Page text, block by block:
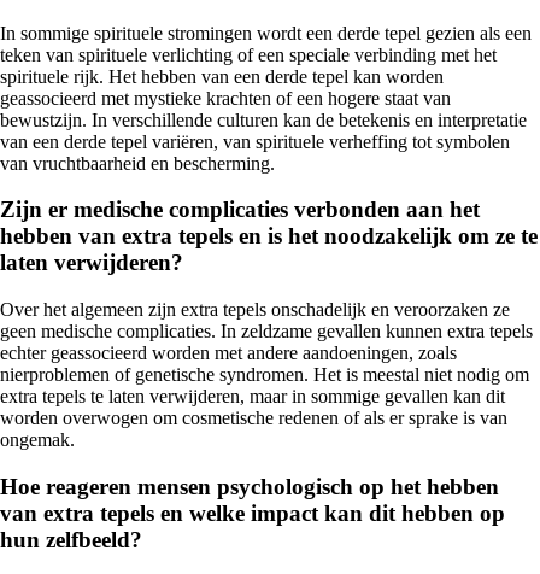
In sommige spirituele stromingen wordt een derde tepel gezien als een
teken van spirituele verlichting of een speciale verbinding met het
spirituele rijk. Het hebben van een derde tepel kan worden
geassocieerd met mystieke krachten of een hogere staat van
bewustzijn. In verschillende culturen kan de betekenis en interpretatie
van een derde tepel variëren, van spirituele verheffing tot symbolen
van vruchtbaarheid en bescherming.
Zijn er medische complicaties verbonden aan het
hebben van extra tepels en is het noodzakelijk om ze te
laten verwijderen?
Over het algemeen zijn extra tepels onschadelijk en veroorzaken ze
geen medische complicaties. In zeldzame gevallen kunnen extra tepels
echter geassocieerd worden met andere aandoeningen, zoals
nierproblemen of genetische syndromen. Het is meestal niet nodig om
extra tepels te laten verwijderen, maar in sommige gevallen kan dit
worden overwogen om cosmetische redenen of als er sprake is van
ongemak.
Hoe reageren mensen psychologisch op het hebben
van extra tepels en welke impact kan dit hebben op
hun zelfbeeld?